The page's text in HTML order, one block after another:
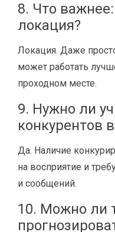
8. Что
локация?
Локация. Даже
может работать
проходном месте.
9. Нужно ли
конкурентов
Да. Наличие
на восприятие и
и сообщений.
10. Можно ли